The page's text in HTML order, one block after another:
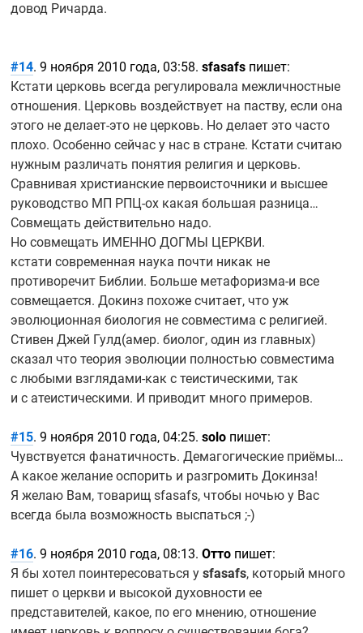
довод Ричарда.
#14. 9 ноября 2010 года, 03:58.sfasafs пишет:
Кстати церковь всегда регулировала межличностные
отношения. Церковь воздействует на паству, если она
этого неделает-это не церковь. Но делает это часто
плохо. Особенно сейчас у нас в стране. Кстати считаю
нужным различать понятия религия и церковь.
Сравнивая христианские первоисточники и высшее
руководство МП РПЦ-ох какая большая разница…
Совмещать действительно надо.
Но совмещать ИМЕННО ДОГМЫ ЦЕРКВИ.
кстати современная наука почти никак не
противоречит Библии. Больше метафоризма-и все
совмещается. Докинз похоже считает, что уж
эволюционная биология не совместима с религией.
Стивен Джей Гулд(амер. биолог, один из главных)
сказал что теория эволюции полностью совместима
с любыми взглядами-как с теистическими, так
и с атеистическими. И приводит много примеров.
#15. 9 ноября 2010 года, 04:25.solo пишет:
Чувствуется фанатичность. Демагогические приёмы…
А какое желание оспорить и разгромить Докинза!
Я желаю Вам, товарищ sfasafs, чтобы ночью у Вас
всегда была возможность выспаться ;-)
#16. 9 ноября 2010 года, 08:13.Отто пишет:
Я бы хотел поинтересоваться уsfasafs, который много
пишет о церкви и высокой духовности ее
представителей, какое, по его мнению, отношение